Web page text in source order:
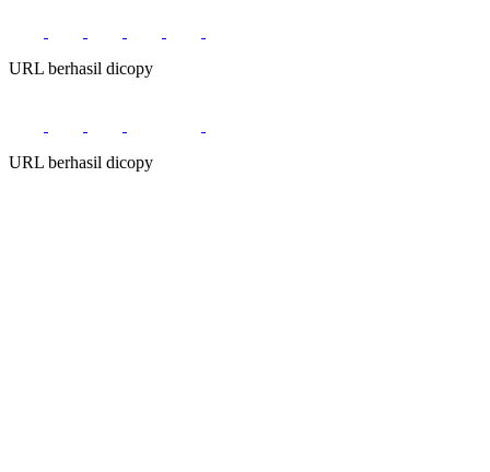
URL berhasil dicopy
URL berhasil dicopy